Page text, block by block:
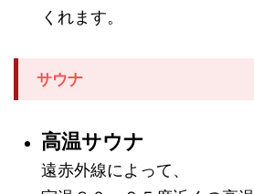
くれます。
サウナ
高温サウナ
遠赤外線によって、